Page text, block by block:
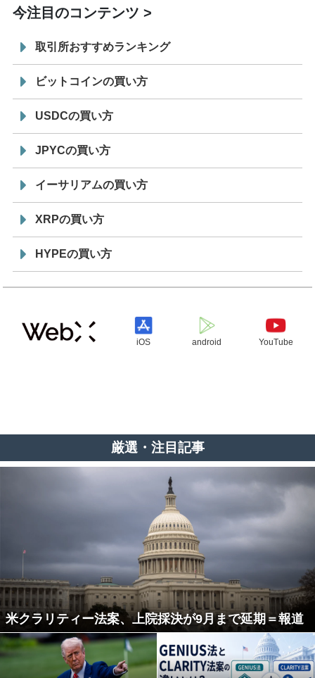
今注目のコンテンツ
取引所おすすめランキング
ビットコインの買い方
USDCの買い方
JPYCの買い方
イーサリアムの買い方
XRPの買い方
HYPEの買い方
iOS android YouTube
厳選・注目記事
米クラリティー法案、上院採決が9月まで延期＝報道